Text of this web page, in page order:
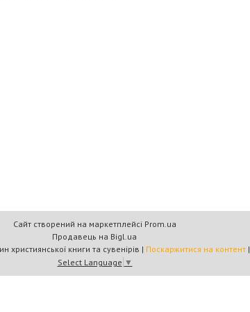
Сайт створений на маркетплейсі Prom.ua
Продавець на Bigl.ua
Книжковий дім «Барви+» — Інтернет магазин християнської книги та сувенірів | Поскаржитися на контент |
Select Language ▼